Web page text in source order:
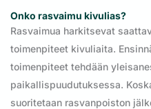
Onko rasvaimu kivulias?
Rasvaimua harkitsevat
toimenpiteet kivuliaita.
toimenpiteet tehdään
paikallispuudutuksessa.
suoritetaan rasvanpoiston